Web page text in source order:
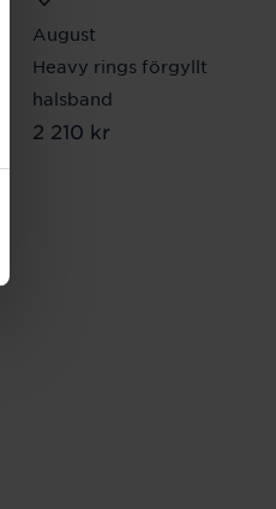
August
Heavy rings förgyllt
halsband
Pris:2 210 kr
2 210 kr